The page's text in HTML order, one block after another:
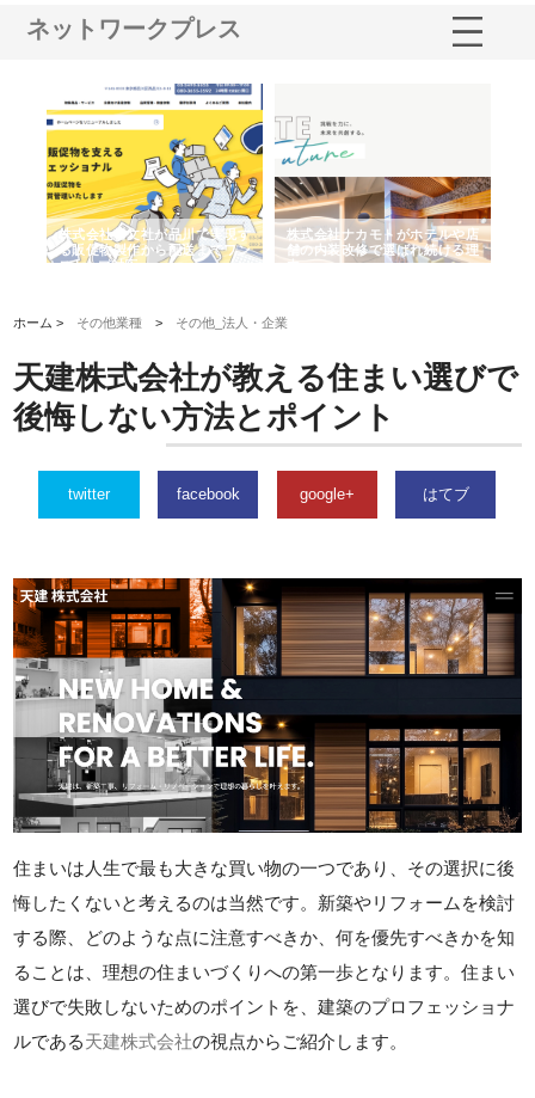
ネットワークプレス
株式会社耕文社が品川で実現す
る販促物製作から配送までワン
ストップ対応
株式会社ナカモトがホテルや店
舗の内装改修で選ばれ続ける理
由
ホーム > その他業種 > その他_法人・企業
天建株式会社が教える住まい選びで
後悔しない方法とポイント
twitter facebook google+ はてブ
住まいは人生で最も大きな買い物の一つであり、その選択に後
悔したくないと考えるのは当然です。新築やリフォームを検討
する際、どのような点に注意すべきか、何を優先すべきかを知
ることは、理想の住まいづくりへの第一歩となります。住まい
選びで失敗しないためのポイントを、建築のプロフェッショナ
ルである天建株式会社の視点からご紹介します。